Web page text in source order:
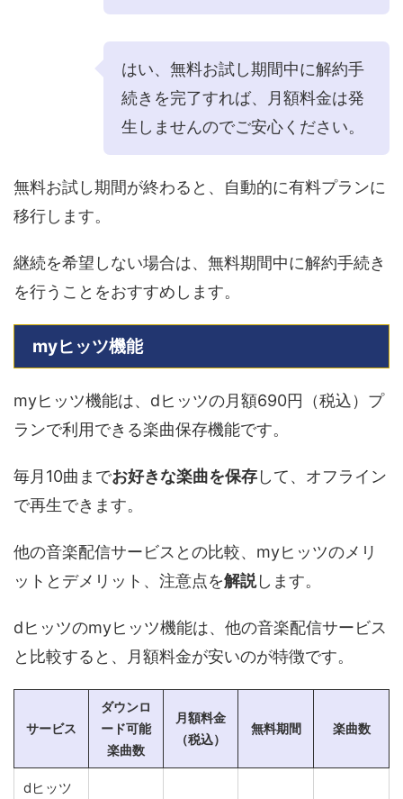
はい、無料お試し期間中に解約手
続きを完了すれば、月額料金は発
生しませんのでご安心ください。
無料お試し期間が終わると、自動的に有料プランに
移行します。
継続を希望しない場合は、無料期間中に解約手続き
を行うことをおすすめします。
myヒッツ機能
myヒッツ機能は、dヒッツの月額690円（税込）プ
ランで利用できる楽曲保存機能です。
毎月10曲までお好きな楽曲を保存して、オフライン
で再生できます。
他の音楽配信サービスとの比較、myヒッツのメリ
ットとデメリット、注意点を解説します。
dヒッツのmyヒッツ機能は、他の音楽配信サービス
と比較すると、月額料金が安いのが特徴です。
サービス
ダウンロ
ード可能
楽曲数
月額料金
（税込）
無料期間 楽曲数
dヒッツ